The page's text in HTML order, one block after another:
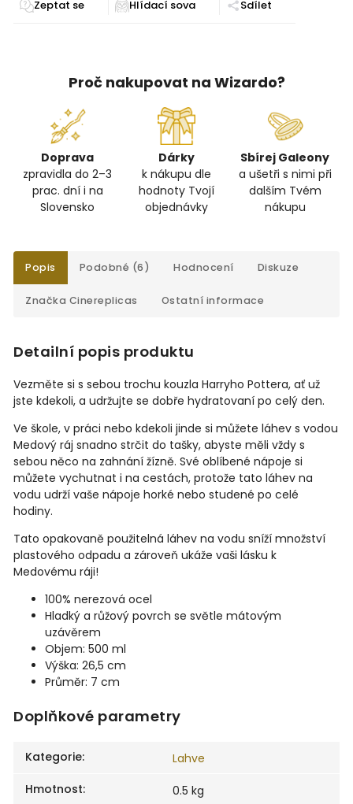
Zeptat se Sdílet
Proč nakupovat na Wizardo?
Doprava
zpravidla do 2–3
prac. dní i na
Slovensko
Dárky
k nákupu dle
hodnoty Tvojí
objednávky
Sbírej Galeony
a ušetři s nimi při
dalším Tvém
nákupu
Popis Podobné (6) Hodnocení Diskuze
Značka Cinereplicas Ostatní informace
Detailní popis produktu
Vezměte si s sebou trochu kouzla Harryho Pottera, ať už
jste kdekoli, a udržujte se dobře hydratovaní po celý den.
Ve škole, v práci nebo kdekoli jinde si můžete láhev s vodou
Medový ráj snadno strčit do tašky, abyste měli vždy s
sebou něco na zahnání žízně. Své oblíbené nápoje si
můžete vychutnat i na cestách, protože tato láhev na
vodu udrží vaše nápoje horké nebo studené po celé
hodiny.
Tato opakovaně použitelná láhev na vodu sníží množství
plastového odpadu a zároveň ukáže vaši lásku k
Medovému ráji!
100% nerezová ocel
Hladký a růžový povrch se světle mátovým
uzávěrem
Objem: 500 ml
Výška: 26,5 cm
Průměr: 7 cm
Doplňkové parametry
Kategorie:
Lahve
Hmotnost: 0.5 kg